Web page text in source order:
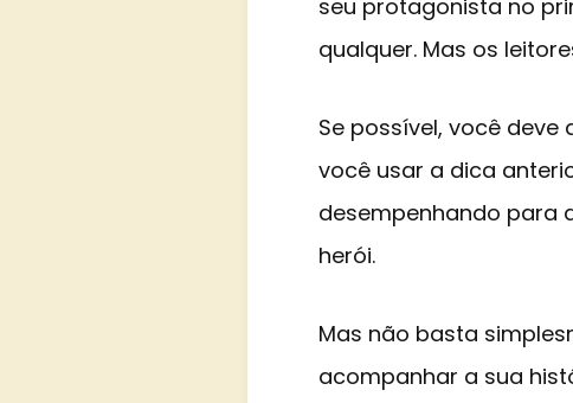
seu protagonista no
qualquer. Mas os
Se possível, você
você usar a dica
desempenhando para
herói.
Mas não basta
acompanhar a sua